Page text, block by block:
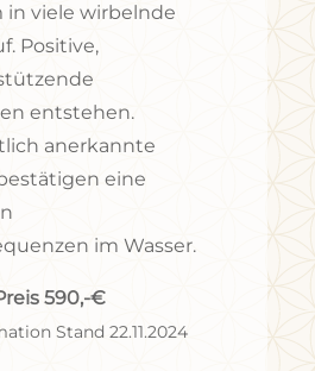
in viele wirbelnde
Positive,
entstehen.
anerkannte
eine
im Wasser.
590,-€
Stand 22.11.2024